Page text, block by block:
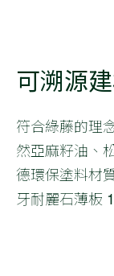
可溯源
符合綠藤的理
然亞麻籽油、
德環保塗料材
牙耐麗石薄板